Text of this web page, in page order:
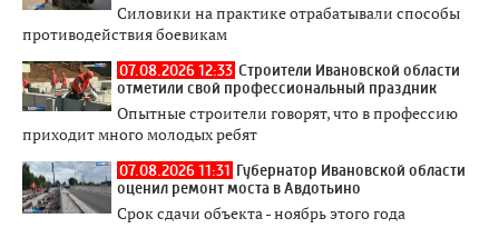
Силовики на практике отрабатывали способы
противодействия боевикам
07.08.2026 12:33 Строители Ивановской области
отметили свой профессиональный праздник
Опытные строители говорят, что в профессию
приходит много молодых ребят
07.08.2026 11:31 Губернатор Ивановской области
оценил ремонт моста в Авдотьино
Срок сдачи объекта - ноябрь этого года